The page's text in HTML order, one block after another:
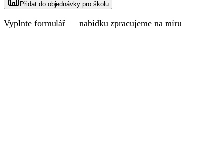
Přidat do objednávky pro školu
Vyplnte formulář — nabídku zpracujeme na míru